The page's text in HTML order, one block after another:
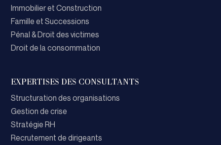
Immobilier et Construction
Famille et Successions
Pénal & Droit des victimes
Droit de la consommation
EXPERTISES DES CONSULTANTS
Structuration des organisations
Gestion de crise
Stratégie RH
Recrutement de dirigeants